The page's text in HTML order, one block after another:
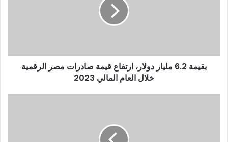
بقيمة 6.2 مليار دولار، ارتفاع قيمة صادرات مصر الرقمية
خلال العام المالي 2023